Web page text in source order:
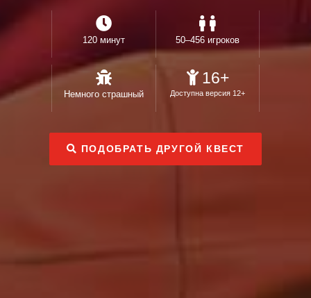
120 минут 50–456 игроков
Немного страшный
16+
Доступна версия 12+
ПОДОБРАТЬ ДРУГОЙ КВЕСТ